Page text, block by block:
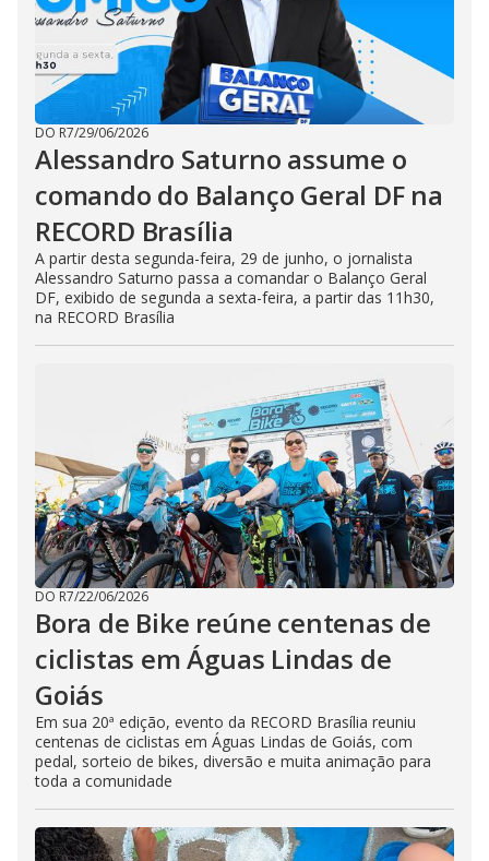
DO R7/29/06/2026
Alessandro Saturno assume o
comando do Balanço Geral DF na
RECORD Brasília
A partir desta segunda-feira, 29 de junho, o jornalista
Alessandro Saturno passa a comandar o Balanço Geral
DF, exibido de segunda a sexta-feira, a partir das 11h30,
na RECORD Brasília
DO R7/22/06/2026
Bora de Bike reúne centenas de
ciclistas em Águas Lindas de
Goiás
Em sua 20ª edição, evento da RECORD Brasília reuniu
centenas de ciclistas em Águas Lindas de Goiás, com
pedal, sorteio de bikes, diversão e muita animação para
toda a comunidade